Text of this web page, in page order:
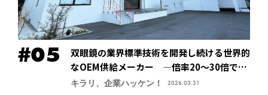
双眼鏡の業界標準技術を開発し続ける世界的
なOEM供給メーカー ―倍率20～30倍でも
像が安定する手振れ防止技術で特許取得、今
キラリ、企業ハッケン！ 2026.03.31